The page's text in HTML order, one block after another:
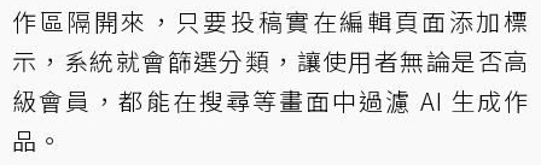
作區隔開來，只要投稿實在編輯頁面添加標
示，系統就會篩選分類，讓使用者無論是否高
級會員，都能在搜尋等畫面中過濾 AI 生成作
品。